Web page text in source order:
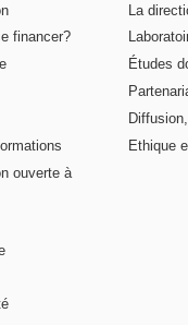
financer?
ouverte à
La
Études
Ethique